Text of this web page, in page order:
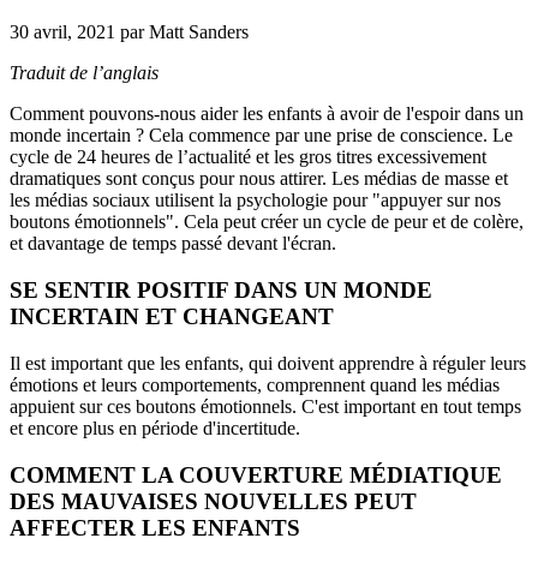
30 avril, 2021 parMatt Sanders
Traduit de l’anglais
Comment pouvons-nous aider les enfants à avoir de l'espoir dans un
monde incertain ? Cela commence par une prise de conscience. Le
cycle de 24 heures de l’actualité et les gros titres excessivement
dramatiques sont conçus pour nous attirer. Les médias de masse et
les médias sociaux utilisent la psychologie pour "appuyer sur nos
boutons émotionnels". Cela peut créer un cycle de peur et de colère,
et davantage de temps passé devant l'écran.
SE SENTIR POSITIF DANS UN MONDE
INCERTAIN ET CHANGEANT
Il est important que les enfants, qui doivent apprendre à réguler leurs
émotions et leurs comportements, comprennent quand les médias
appuient sur ces boutons émotionnels. C'est important en tout temps
et encore plus en période d'incertitude.
COMMENT LA COUVERTURE MÉDIATIQUE
DES MAUVAISES NOUVELLES PEUT
AFFECTER LES ENFANTS